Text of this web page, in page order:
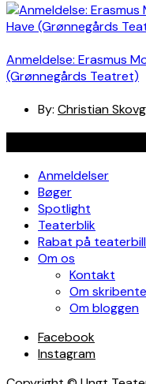
Anmeldelse: Erasmus
(Grønnegårds Teatret)
By: Christian
Anmeldelser
Bøger
Spotlight
Teaterblik
Rabat på
Om os
Kontakt
Om
Om bloggen
Facebook
Instagram